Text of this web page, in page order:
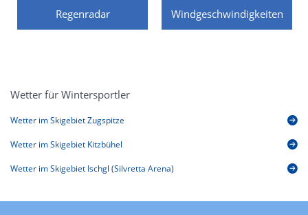
Regenradar Windgeschwindigkeiten
Wetter für Wintersportler
Wetter im Skigebiet Zugspitze
Wetter im Skigebiet Kitzbühel
Wetter im Skigebiet Ischgl (Silvretta Arena)